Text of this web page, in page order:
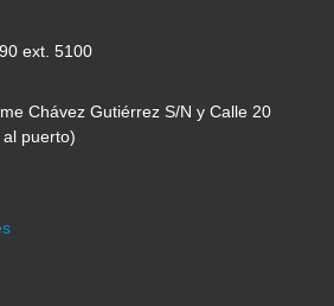
ext. 5100
Chávez Gutiérrez S/N y Calle 20
puerto)